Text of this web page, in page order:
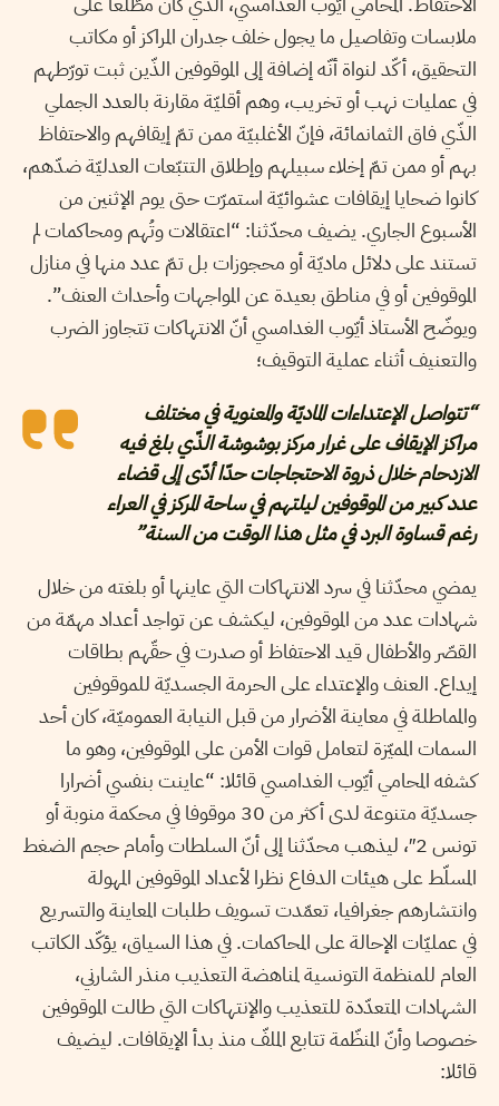
ملابسات وتفاصيل ما يجول خلف جدران المراكز أو مكاتب
التحقيق، أكّد لنواة أنّه إضافة إلى الموقوفين الذّين ثبت تورّطهم
في عمليات نهب أو تخريب، وهم أقليّة مقارنة بالعدد الجملي
الذّي فاق الثمانمائة، فإنّ الأغلبيّة ممن تمّ إيقافهم والاحتفاظ
بهم أو ممن تمّ إخلاء سبيلهم وإطلاق التتبّعات العدليّة ضدّهم،
كانوا ضحايا إيقافات عشوائيّة استمرّت حتى يوم الإثنين من
الأسبوع الجاري. يضيف محدّثنا: “اعتقالات وتُهم ومحاكمات لم
تستند على دلائل ماديّة أو محجوزات بل تمّ عدد منها في منازل
الموقوفين أو في مناطق بعيدة عن المواجهات وأحداث العنف”.
ويوضّح الأستاذ أيّوب الغدامسي أنّ الانتهاكات تتجاوز الضرب
والتعنيف أثناء عملية التوقيف؛
“تتواصل الإعتداءات الماديّة والمعنوية في مختلف
مراكز الإيقاف على غرار مركز بوشوشة الذّي بلغ فيه
الازدحام خلال ذروة الاحتجاجات حدّا أدّى إلى قضاء
عدد كبير من الموقوفين ليلتهم في ساحة المركز في العراء
رغم قساوة البرد في مثل هذا الوقت من السنة”
يمضي محدّثنا في سرد الانتهاكات التي عاينها أو بلغته من خلال
شهادات عدد من الموقوفين، ليكشف عن تواجد أعداد مهمّة من
القصّر والأطفال قيد الاحتفاظ أو صدرت في حقّهم بطاقات
إيداع. العنف والإعتداء على الحرمة الجسديّة للموقوفين
والمماطلة في معاينة الأضرار من قبل النيابة العموميّة، كان أحد
السمات المميّزة لتعامل قوات الأمن على الموقوفين، وهو ما
كشفه المحامي أيّوب الغدامسي قائلا: “عاينت بنفسي أضرارا
جسديّة متنوعة لدى أكثر من 30 موقوفا في محكمة منوبة أو
تونس 2″، ليذهب محدّثنا إلى أنّ السلطات وأمام حجم الضغط
المسلّط على هيئات الدفاع نظرا لأعداد الموقوفين المهولة
وانتشارهم جغرافيا، تعمّدت تسويف طلبات المعاينة والتسريع
في عمليّات الإحالة على المحاكمات. في هذا السياق، يؤكّد الكاتب
العام للمنظمة التونسية لمناهضة التعذيب منذر الشارني،
الشهادات المتعدّدة للتعذيب والإنتهاكات التي طالت الموقوفين
خصوصا وأنّ المنظّمة تتابع الملفّ منذ بدأ الإيقافات. ليضيف
قائلا: